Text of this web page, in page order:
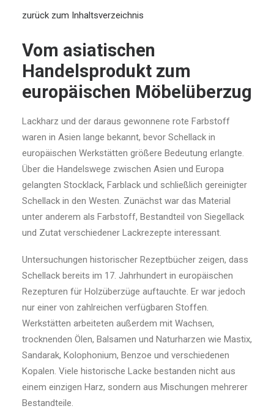
zurück zum Inhaltsverzeichnis
Vom asiatischen
Handelsprodukt zum
europäischen Möbelüberzug
Lackharz und der daraus gewonnene rote Farbstoff
waren in Asien lange bekannt, bevor Schellack in
europäischen Werkstätten größere Bedeutung erlangte.
Über die Handelswege zwischen Asien und Europa
gelangten Stocklack, Farblack und schließlich gereinigter
Schellack in den Westen. Zunächst war das Material
unter anderem als Farbstoff, Bestandteil von Siegellack
und Zutat verschiedener Lackrezepte interessant.
Untersuchungen historischer Rezeptbücher zeigen, dass
Schellack bereits im 17. Jahrhundert in europäischen
Rezepturen für Holzüberzüge auftauchte. Er war jedoch
nur einer von zahlreichen verfügbaren Stoffen.
Werkstätten arbeiteten außerdem mit Wachsen,
trocknenden Ölen, Balsamen und Naturharzen wie Mastix,
Sandarak, Kolophonium, Benzoe und verschiedenen
Kopalen. Viele historische Lacke bestanden nicht aus
einem einzigen Harz, sondern aus Mischungen mehrerer
Bestandteile.